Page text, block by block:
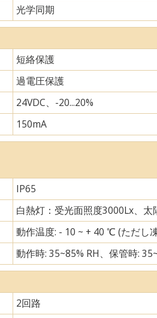
光学同期
短絡保護
過電圧保護
24VDC、-20...20%
150mA
IP65
白熱灯：受光面照度3000Lx、
動作温度: - 10 ~ + 40 ℃ (ただし
動作時: 35~85% RH、保管時:
2回路